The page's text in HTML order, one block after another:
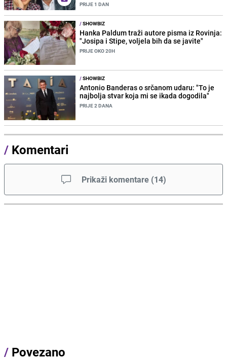
PRIJE 1 DAN
/SHOWBIZ
Hanka Paldum traži autore pisma iz Rovinja:
"Josipa i Stipe, voljela bih da se javite"
PRIJE OKO 20H
/SHOWBIZ
Antonio Banderas o srčanom udaru: "To je
najbolja stvar koja mi se ikada dogodila"
PRIJE 2 DANA
/ Komentari
Prikaži komentare (14)
/ Povezano